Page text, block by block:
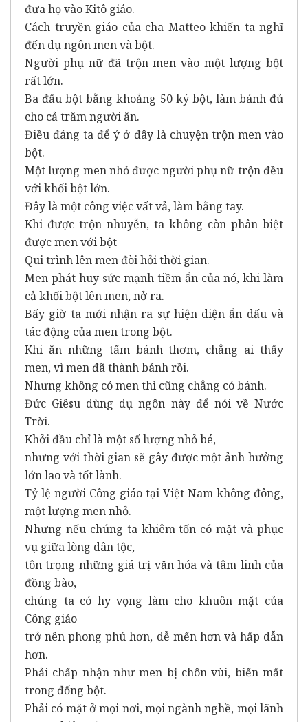
đưa họ vào Kitô giáo.
Cách truyền giáo của cha Matteo khiến ta nghĩ
đến dụ ngôn men và bột.
Người phụ nữ đã trộn men vào một lượng bột
rất lớn.
Ba đấu bột bằng khoảng 50 ký bột, làm bánh đủ
cho cả trăm người ăn.
Điều đáng ta để ý ở đây là chuyện trộn men vào
bột.
Một lượng men nhỏ được người phụ nữ trộn đều
với khối bột lớn.
Đây là một công việc vất vả, làm bằng tay.
Khi được trộn nhuyễn, ta không còn phân biệt
được men với bột
Qui trình lên men đòi hỏi thời gian.
Men phát huy sức mạnh tiềm ẩn của nó, khi làm
cả khối bột lên men, nở ra.
Bấy giờ ta mới nhận ra sự hiện diện ẩn dấu và
tác động của men trong bột.
Khi ăn những tấm bánh thơm, chẳng ai thấy
men, vì men đã thành bánh rồi.
Nhưng không có men thì cũng chẳng có bánh.
Đức Giêsu dùng dụ ngôn này để nói về Nước
Trời.
Khởi đầu chỉ là một số lượng nhỏ bé,
nhưng với thời gian sẽ gây được một ảnh hưởng
lớn lao và tốt lành.
Tỷ lệ người Công giáo tại Việt Nam không đông,
một lượng men nhỏ.
Nhưng nếu chúng ta khiêm tốn có mặt và phục
vụ giữa lòng dân tộc,
tôn trọng những giá trị văn hóa và tâm linh của
đồng bào,
chúng ta có hy vọng làm cho khuôn mặt của
Công giáo
trở nên phong phú hơn, dễ mến hơn và hấp dẫn
hơn.
Phải chấp nhận như men bị chôn vùi, biến mất
trong đống bột.
Phải có mặt ở mọi nơi, mọi ngành nghề, mọi lãnh